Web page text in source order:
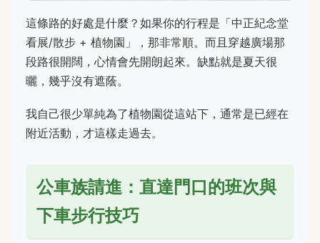
這條路的好處是什麼？如果你的行程是「中正紀念堂
看展/散步 + 植物園」，那非常順。而且穿越廣場那
段路很開闊，心情會先開朗起來。缺點就是夏天很
曬，幾乎沒有遮蔭。
我自己很少單純為了植物園從這站下，通常是已經在
附近活動，才這樣走過去。
公車族請進：直達門口的班次與
下車步行技巧